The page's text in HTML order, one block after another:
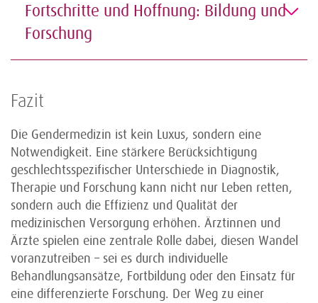
Fortschritte und Hoffnung: Bildung und
Forschung
Fazit
Die Gendermedizin ist kein Luxus, sondern eine
Notwendigkeit. Eine stärkere Berücksichtigung
geschlechtsspezifischer Unterschiede in Diagnostik,
Therapie und Forschung kann nicht nur Leben retten,
sondern auch die Effizienz und Qualität der
medizinischen Versorgung erhöhen. Ärztinnen und
Ärzte spielen eine zentrale Rolle dabei, diesen Wandel
voranzutreiben – sei es durch individuelle
Behandlungsansätze, Fortbildung oder den Einsatz für
eine differenzierte Forschung. Der Weg zu einer